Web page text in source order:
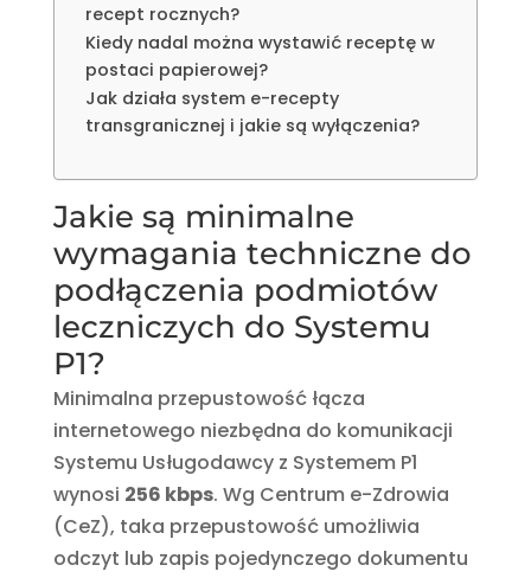
recept rocznych?
Kiedy nadal można wystawić receptę w
postaci papierowej?
Jak działa system e-recepty
transgranicznej i jakie są wyłączenia?
Jakie są minimalne
wymagania techniczne do
podłączenia podmiotów
leczniczych do Systemu
P1?
Minimalna przepustowość łącza
internetowego niezbędna do komunikacji
Systemu Usługodawcy z Systemem P1
wynosi 256 kbps. Wg Centrum e-Zdrowia
(CeZ), taka przepustowość umożliwia
odczyt lub zapis pojedynczego dokumentu